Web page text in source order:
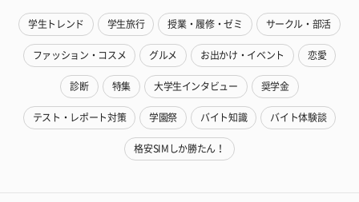
学生トレンド 学生旅行 授業・履修・ゼミ サークル・部活
ファッション・コスメ グルメ お出かけ・イベント 恋愛
診断 特集 大学生インタビュー 奨学金
テスト・レポート対策 学園祭 バイト知識 バイト体験談
格安SIMしか勝たん！